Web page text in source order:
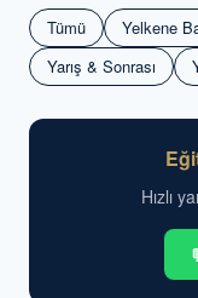
Tümü Yelkene
Yarış & Sonrası
Hızlı